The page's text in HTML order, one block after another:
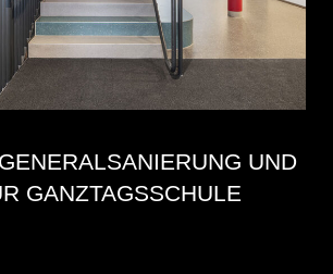
UND
GANZTAGSSCHULE